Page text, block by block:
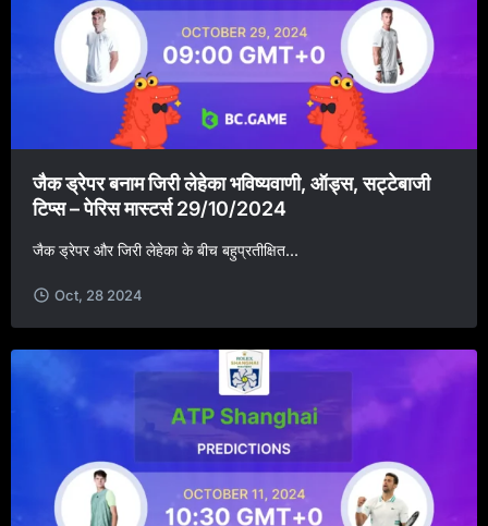
जैक ड्रेपर बनाम जिरी लेहेका भविष्यवाणी, ऑड्स, सट्टेबाजी
टिप्स – पेरिस मास्टर्स 29/10/2024
जैक ड्रेपर और जिरी लेहेका के बीच बहुप्रतीक्षित...
Oct, 28 2024